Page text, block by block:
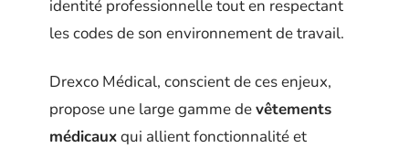
identité professionnelle tout en respectant
les codes de son environnement de travail.
Drexco Médical, conscient de ces enjeux,
propose une large gamme devêtements
médicauxqui allient fonctionnalité et